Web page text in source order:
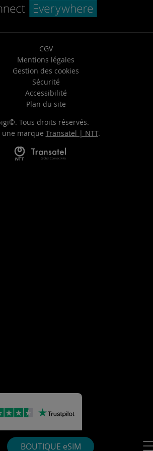
BOUTIQUE eSIM
CGV
Mentions légales
Gestion des cookies
Sécurité
Accessibilité
Plan du site
Tous droits réservés.
une marque Transatel | NTT.